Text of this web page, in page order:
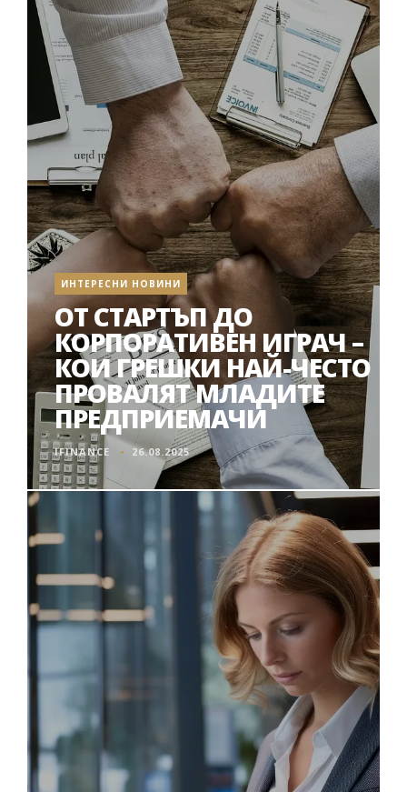
ИНТЕРЕСНИ НОВИНИ
ОТ СТАРТЪП ДО
КОРПОРАТИВЕН ИГРАЧ –
КОИ ГРЕШКИ НАЙ-ЧЕСТО
ПРОВАЛЯТ МЛАДИТЕ
ПРЕДПРИЕМАЧИ
IFINANCE 26.08.2025